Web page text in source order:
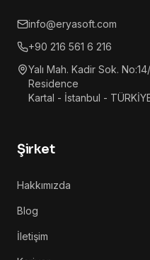
info@eryasoft.com
+90 216 561 6 216
Yalı Mah. Kadir Sok.
Residence
Kartal - İstanbul -
Şirket
Hakkımızda
Blog
İletişim